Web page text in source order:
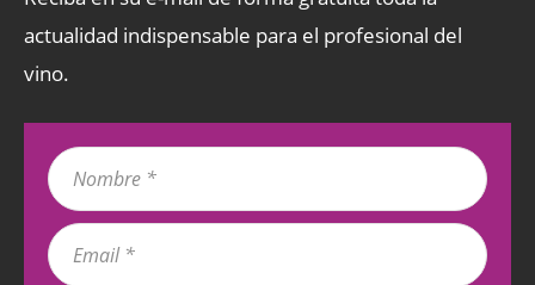
actualidad indispensable para el profesional del
vino.